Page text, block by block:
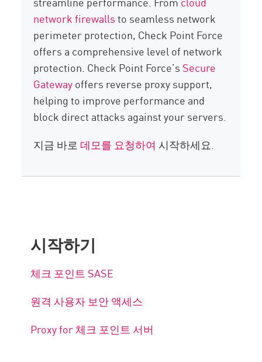
network firewallsto seamless network
perimeter protection, Check Point Force
offers a comprehensive level of network
protection. Check Point Force’s Secure
Gatewayoffers reverse proxy support,
helping to improve performance and
block direct attacks against your servers.
지금 바로 데모를 요청하여 시작하세요.
시작하기
체크 포인트 SASE
원격 사용자 보안 액세스
Proxy for 체크 포인트 서버